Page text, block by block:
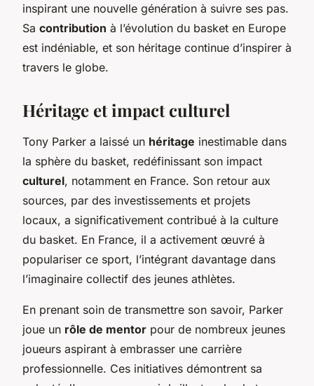
inspirant une nouvelle génération à suivre ses pas.
Sa contribution à l’évolution du basket en Europe
est indéniable, et son héritage continue d’inspirer à
travers le globe.
Héritage et impact culturel
Tony Parker a laissé un héritage inestimable dans
la sphère du basket, redéfinissant son impact
culturel, notamment en France. Son retour aux
sources, par des investissements et projets
locaux, a significativement contribué à la culture
du basket. En France, il a activement œuvré à
populariser ce sport, l’intégrant davantage dans
l’imaginaire collectif des jeunes athlètes.
En prenant soin de transmettre son savoir, Parker
joue un rôle de mentor pour de nombreux jeunes
joueurs aspirant à embrasser une carrière
professionnelle. Ces initiatives démontrent sa